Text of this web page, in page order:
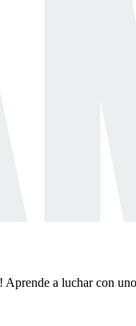
a luchar con